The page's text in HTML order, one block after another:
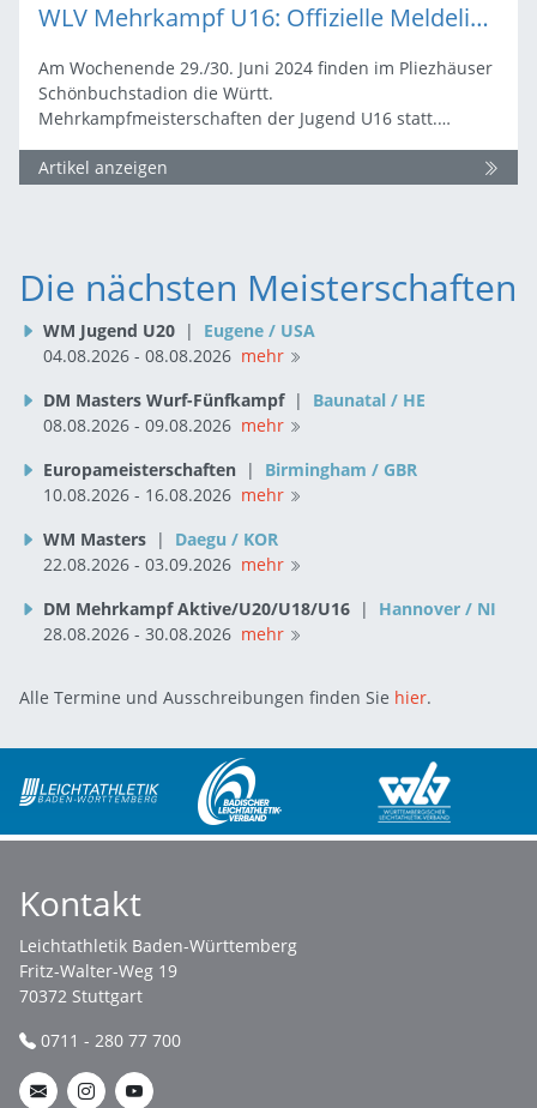
WLV Mehrkampf U16: Offizielle Meldeliste und Zeitplan veröffentlicht
Am Wochenende 29./30. Juni 2024 finden im Pliezhäuser
Schönbuchstadion die Württ.
Mehrkampfmeisterschaften der Jugend U16 statt.…
Artikel anzeigen
Die nächsten Meisterschaften
WM Jugend U20 |
Eugene / USA
04.08.2026 - 08.08.2026 mehr
DM Masters Wurf-Fünfkampf |
Baunatal / HE
08.08.2026 - 09.08.2026 mehr
Europameisterschaften |
Birmingham / GBR
10.08.2026 - 16.08.2026 mehr
WM Masters |
Daegu / KOR
22.08.2026 - 03.09.2026 mehr
DM Mehrkampf Aktive/U20/U18/U16 |
Hannover / NI
28.08.2026 - 30.08.2026 mehr
Alle Termine und Ausschreibungen finden Sie hier.
Kontakt
Leichtathletik Baden-Württemberg
Fritz-Walter-Weg 19
70372 Stuttgart
0711 - 280 77 700